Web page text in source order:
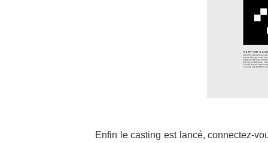
Enfin le casting est lancé, connectez-